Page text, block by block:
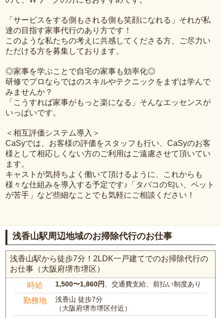
「サービスをする側もされる側も笑顔になれる」それが私
達の目指す家事代行のあり方です！
このような私たちの考えに共感してくださる方、ご尽力い
ただける方を募集しております。
◎家事を学ぶことで自宅の家事も効率化◎
研修でプロならではのスキルやテクニックをまずは学んで
みませんか？
「こうすれば家事がもっと楽になる」そんなエッセンスが
いっぱいです。
＜相互評価システム導入＞
CaSyでは、お客様の評価をスタッフも行い、CaSyのお客
様として相応しくない方のご利用はご遠慮させて頂いてい
ます。
キャストが気持ちよく働いて頂けるように、これからも
様々な仕組みを導入する予定です♪「タバコの匂い、ペット
が苦手」など些細なことでも気軽にご相談ください！
浅香山駅周辺地域のお掃除代行のお仕事
浅香山駅から徒歩7分！2LDK一戸建てでのお掃除代行の
お仕事（大阪府堺市堺区）
時給 1,500〜1,860円、交通費支給、前払い制度あり
勤務地
浅香山 徒歩7分
（大阪府堺市堺区付近）